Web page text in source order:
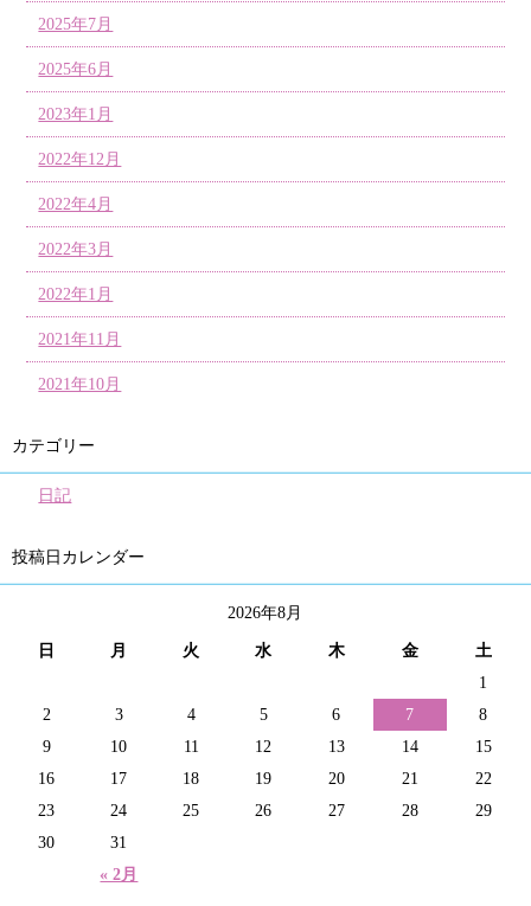
2025年7月
2025年6月
2023年1月
2022年12月
2022年4月
2022年3月
2022年1月
2021年11月
2021年10月
カテゴリー
日記
投稿日カレンダー
2026年8月
日 月 火 水 木 金 土
« 2月
1
2
3 4 5 6 7
8
9
10 11 12 13 14
15
16
17 18 19 20 21
22
23
24 25 26 27 28
29
30
31